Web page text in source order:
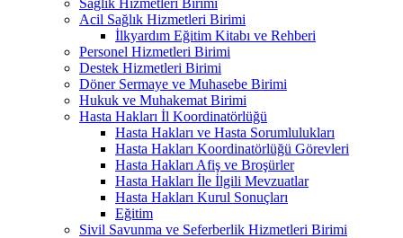
Acil Sağlık Hizmetleri Birimi
İlkyardım Eğitim Kitabı ve Rehberi
Personel Hizmetleri Birimi
Destek Hizmetleri Birimi
Döner Sermaye ve Muhasebe Birimi
Hukuk ve Muhakemat Birimi
Hasta Hakları İl Koordinatörlüğü
Hasta Hakları ve Hasta Sorumlulukları
Hasta Hakları Koordinatörlüğü Görevleri
Hasta Hakları Afiş ve Broşürler
Hasta Hakları İle İlgili Mevzuatlar
Hasta Hakları Kurul Sonuçları
Eğitim
Sivil Savunma ve Seferberlik Hizmetleri Birimi